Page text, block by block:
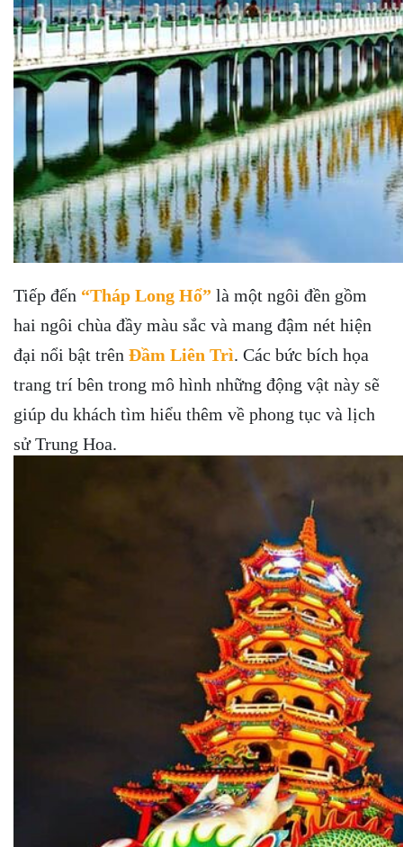
Tiếp đến “Tháp Long Hổ” là một ngôi đền gồm
hai ngôi chùa đầy màu sắc và mang đậm nét hiện
đại nổi bật trên Đầm Liên Trì. Các bức bích họa
trang trí bên trong mô hình những động vật này sẽ
giúp du khách tìm hiểu thêm về phong tục và lịch
sử Trung Hoa.